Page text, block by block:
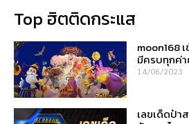
Top ฮิตติดกระแส
moon168
มีครบทุกค่า
14/06/2023
เลขเด็ดป๋า